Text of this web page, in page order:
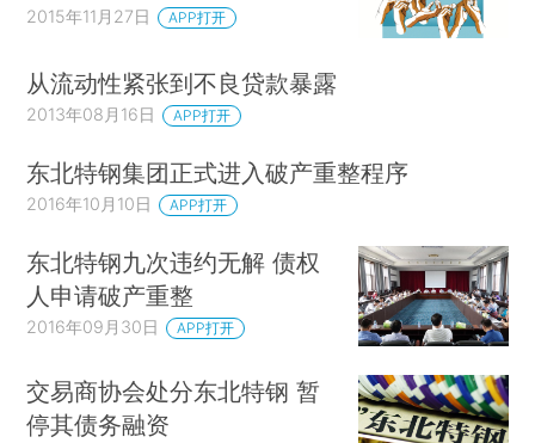
2015年11月27日 APP打开
从流动性紧张到不良贷款暴露
2013年08月16日 APP打开
东北特钢集团正式进入破产重整程序
2016年10月10日 APP打开
东北特钢九次违约无解 债权
人申请破产重整
2016年09月30日 APP打开
交易商协会处分东北特钢 暂
停其债务融资